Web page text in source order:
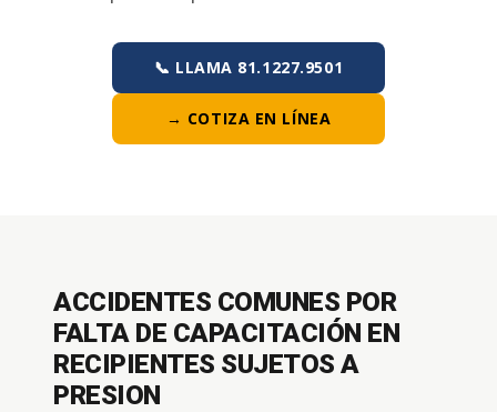
📞 LLAMA 81.1227.9501
→ COTIZA EN LÍNEA
ACCIDENTES COMUNES POR
FALTA DE CAPACITACIÓN EN
RECIPIENTES SUJETOS A
PRESION